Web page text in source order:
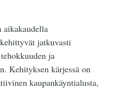
jatkuvasti
ja
Kehityksen kärjessä on
kaupankäyntialusta,